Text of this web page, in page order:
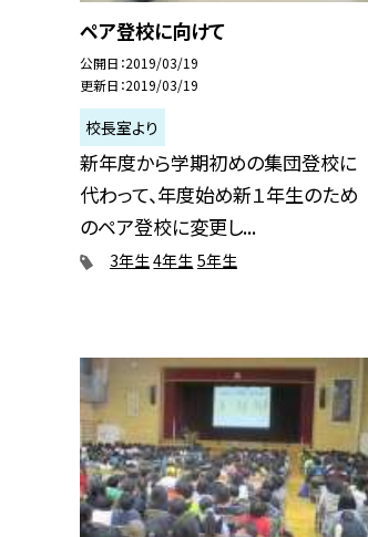
ペア登校に向けて
公開日 2019/03/19
更新日 2019/03/19
校長室より
新年度から学期初めの集団登校に
代わって、年度始め新１年生のため
のペア登校に変更し...
3年生4年生 5年生